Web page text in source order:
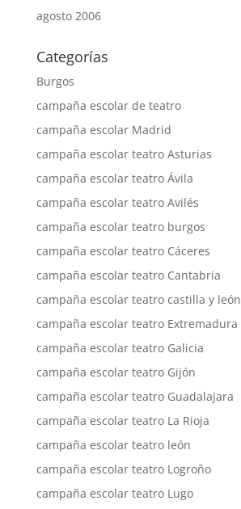
agosto 2006
Categorías
Burgos
campaña escolar de teatro
campaña escolar Madrid
campaña escolar teatro Asturias
campaña escolar teatro Ávila
campaña escolar teatro Avilés
campaña escolar teatro burgos
campaña escolar teatro Cáceres
campaña escolar teatro Cantabria
campaña escolar teatro castilla y león
campaña escolar teatro Extremadura
campaña escolar teatro Galicia
campaña escolar teatro Gijón
campaña escolar teatro Guadalajara
campaña escolar teatro La Rioja
campaña escolar teatro león
campaña escolar teatro Logroño
campaña escolar teatro Lugo